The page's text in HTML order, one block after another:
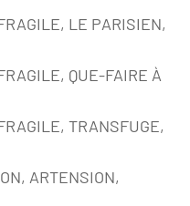
LE PARISIEN,
QUE-FAIRE À
TRANSFUGE,
ARTENSION,